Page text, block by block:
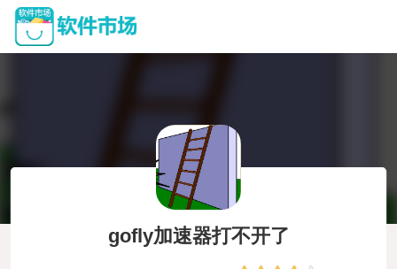
gofly加速器打不开了